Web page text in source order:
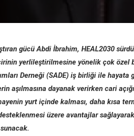
gücü Abdi İbrahim, HEAL2030
yerlileştirilmesine yönelik çok özel
Derneği (SADE) iş birliği ile hayata
aşılmasına dayanak verirken cari
yurt içinde kalması, daha kısa
desteklenmesi üzere avantajlar